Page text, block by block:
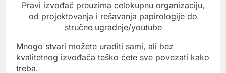
Pravi izvođač preuzima celokupnu organizaciju,
od projektovanja i rešavanja papirologije do
stručne ugradnje/youtube
Mnogo stvari možete uraditi sami, ali bez
kvalitetnog izvođača teško ćete sve povezati kako
treba.